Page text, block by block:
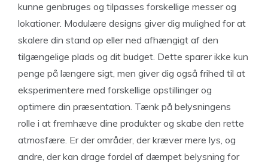
kunne genbruges og tilpasses forskellige messer og
lokationer. Modulære designs giver dig mulighed for at
skalere din stand op eller ned afhængigt af den
tilgængelige plads og dit budget. Dette sparer ikke kun
penge på længere sigt, men giver dig også frihed til at
eksperimentere med forskellige opstillinger og
optimere din præsentation. Tænk på belysningens
rolle i at fremhæve dine produkter og skabe den rette
atmosfære. Er der områder, der kræver mere lys, og
andre, der kan drage fordel af dæmpet belysning for